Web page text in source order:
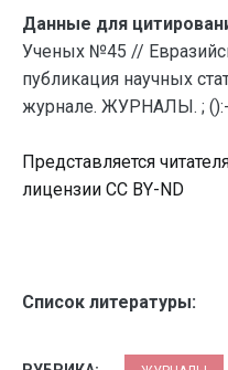
Данные для
Ученых №45 //
публикация научных
журнале. ЖУРНАЛЫ. ;
Представляется
лицензии CC BY-ND
Список литературы: